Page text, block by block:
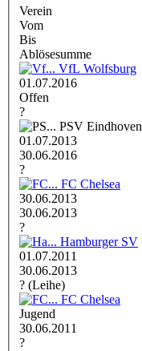
Verein
Vom
Bis
Ablösesumme
VfL Wolfsburg
01.07.2016
Offen
?
PSV Eindhoven
01.07.2013
30.06.2016
?
FC Chelsea
30.06.2013
30.06.2013
?
Hamburger SV
01.07.2011
30.06.2013
? (Leihe)
FC Chelsea
Jugend
30.06.2011
?